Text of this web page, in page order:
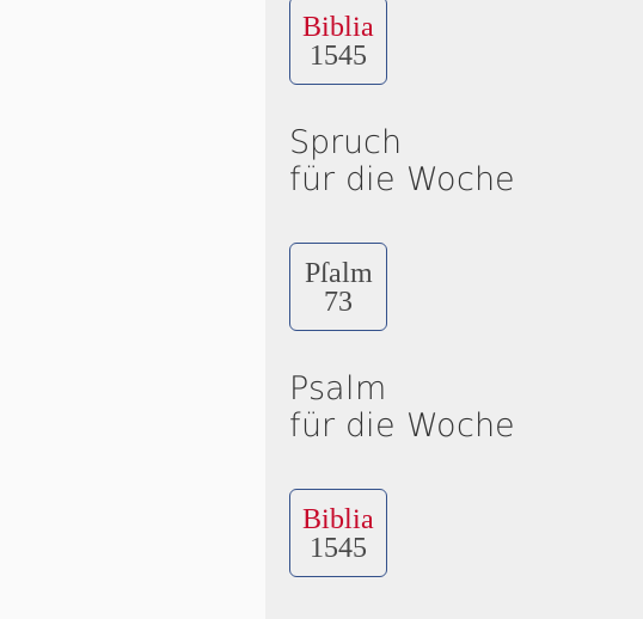
Biblia
1545
Spruch
für die Woche
Pſalm
73
Psalm
für die Woche
Biblia
1545